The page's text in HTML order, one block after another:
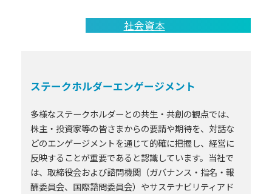
社会資本
ステークホルダーエンゲージメント
多様なステークホルダーとの共生・共創の観点では、
株主・投資家等の皆さまからの要請や期待を、対話な
どのエンゲージメントを通じて的確に把握し、経営に
反映することが重要であると認識しています。当社で
は、取締役会および諮問機関（ガバナンス・指名・報
酬委員会、国際諮問委員会）やサステナビリティアド